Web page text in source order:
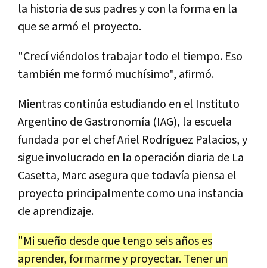
la historia de sus padres y con la forma en la
que se armó el proyecto.
"Crecí viéndolos trabajar todo el tiempo. Eso
también me formó muchísimo", afirmó.
Mientras continúa estudiando en el Instituto
Argentino de Gastronomía (IAG), la escuela
fundada por el chef Ariel Rodríguez Palacios, y
sigue involucrado en la operación diaria de La
Casetta, Marc asegura que todavía piensa el
proyecto principalmente como una instancia
de aprendizaje.
"Mi sueño desde que tengo seis años es
aprender, formarme y proyectar. Tener un